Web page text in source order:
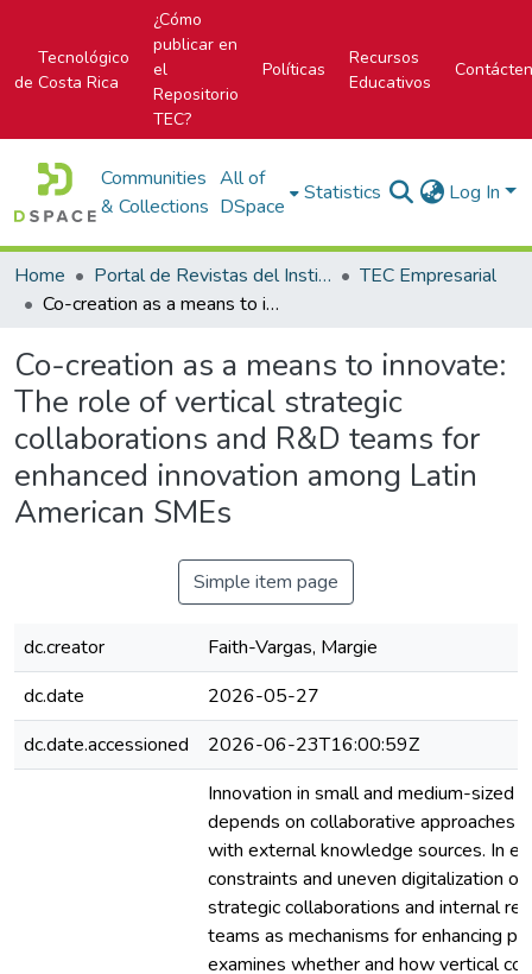
Tecnológico
de Costa Rica
¿Cómo
publicar en
el
Repositorio
TEC?
Políticas
Recursos
Educativos
Communities
& Collections
All of
DSpace
Statistics Log In
Home Portal de Revistas del Instituto Tecnológico de Costa Rica
TEC Empresarial
Co-creation as a means to innovate: The role of vertical strategic collaborations and R&D teams for enhanced innovation among Latin American SMEs
Co-creation as a means to innovate:
The role of vertical strategic
collaborations and R&D teams for
enhanced innovation among Latin
American SMEs
Simple item page
dc.creator
Faith-Vargas, Margie
dc.date
2026-05-27
dc.date.accessioned
2026-06-23T16:00:59Z
Innovation in small and medium-sized
depends on collaborative approaches
with external knowledge sources. In
constraints and uneven digitalization
strategic collaborations and internal
teams as mechanisms for enhancing
examines whether and how vertical